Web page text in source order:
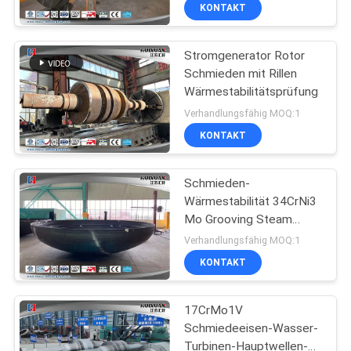
QUALITÄTSKONTROLLE
SITEMAP
PRIVACY
POLICY
Schmiederohling
des Gangs
geschmiedete
Stahlflansche
Hauptleitungs-Welle
KONTAKT
Stromgenerator Rotor
Schmieden mit Rillen
Wärmestabilitätsprüfung
Verhandlungsfähig MOQ:1
KONTAKT
Schmieden-
Wärmestabilität 34CrNi3
Mo Grooving Steam
Turbine Rotor
Verhandlungsfähig MOQ:1
KONTAKT
17CrMo1V
Schmiedeeisen-Wasser-
Turbinen-Hauptwellen-